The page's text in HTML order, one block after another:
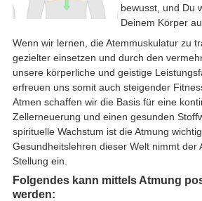
bewusst, und Du
Deinem Körper
Wenn wir lernen, die Atemmuskulatur zu
gezielter einsetzen und durch den
unsere körperliche und geistige
erfreuen uns somit auch steigender
Atmen schaffen wir die Basis für eine
Zellerneuerung und einen gesunden
spirituelle Wachstum ist die Atmung
Gesundheitslehren dieser Welt nimmt der
Stellung ein.
Folgendes kann mittels Atmung
werden: